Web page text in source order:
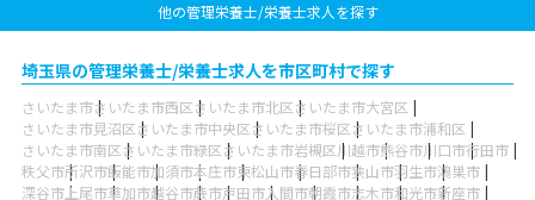
他の管理栄養士/栄養士求人を探す
埼玉県の管理栄養士/栄養士求人を市区町村で探す
さいたま市さいたま市西区さいたま市北区さいたま市大宮区
さいたま市見沼区さいたま市中央区さいたま市桜区さいたま市浦和区
さいたま市南区さいたま市緑区さいたま市岩槻区川越市熊谷市川口市行田市
秩父市所沢市飯能市加須市本庄市東松山市春日部市狭山市羽生市鴻巣市
深谷市 上尾市草加市越谷市蕨市戸田市入間市朝霞市志木市和光市新座市